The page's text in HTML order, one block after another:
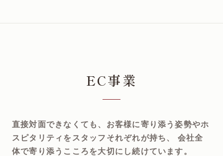
EC事業
直接対面できなくても、お客様に寄り添う姿勢やホ
スピタリティをスタッフそれぞれが持ち、 会社全
体で寄り添うこころを大切にし続けています。